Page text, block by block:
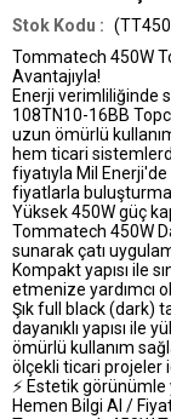
Tommatech 450W
Avantajıyla!
Enerji verimliliğinde
108TN10-16BB
uzun ömürlü
hem ticari
fiyatıyla Mil Enerji'de
fiyatlarla
Yüksek 450W güç
Tommatech 450W
sunarak çatı
Kompakt yapısı ile
etmenize yardımcı
Şık full black (dark)
dayanıklı yapısı ile
ömürlü kullanım
ölçekli ticari projeler
⚡ Estetik
Hemen Bilgi Al /